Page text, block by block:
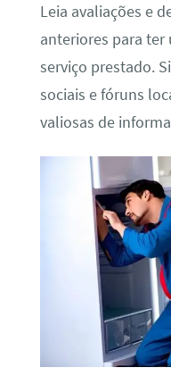
Leia avaliações e
anteriores para ter
serviço prestado.
sociais e fóruns
valiosas de